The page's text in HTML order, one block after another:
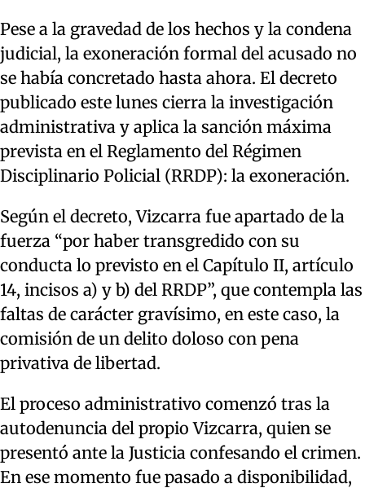
Pese a la gravedad de los hechos y la condena
judicial, la exoneración formal del acusado no
se había concretado hasta ahora. El decreto
publicado este lunes cierra la investigación
administrativa y aplica la sanción máxima
prevista en el Reglamento del Régimen
Disciplinario Policial (RRDP): la exoneración.
Según el decreto, Vizcarra fue apartado de la
fuerza “por haber transgredido con su
conducta lo previsto en el Capítulo II, artículo
14, incisos a) y b) del RRDP”, que contempla las
faltas de carácter gravísimo, en este caso, la
comisión de un delito doloso con pena
privativa de libertad.
El proceso administrativo comenzó tras la
autodenuncia del propio Vizcarra, quien se
presentó ante la Justicia confesando el crimen.
En ese momento fue pasado a disponibilidad,